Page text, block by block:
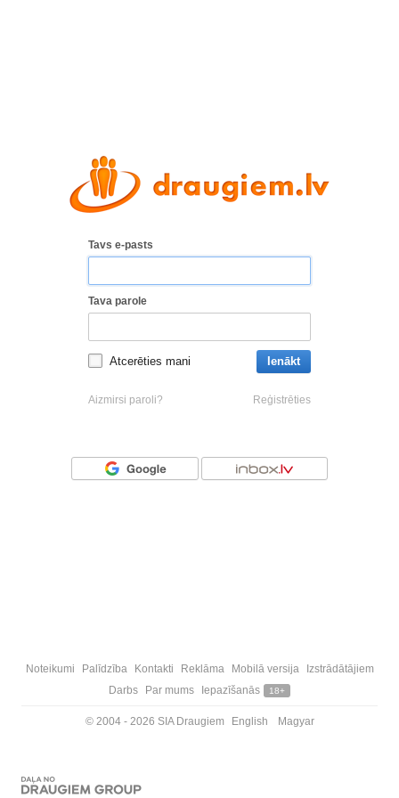
Tavs e-pasts
Tava parole
Atcerēties mani Ienākt
Aizmirsi paroli? Reģistrēties
Noteikumi Palīdzība Kontakti Reklāma Mobilā versija
Izstrādātājiem
Darbs
Par mums Iepazīšanās 18+
© 2004 - 2026 SIA Draugiem English Magyar